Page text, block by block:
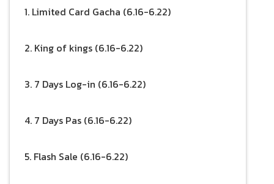
1. Limited Card Gacha (6.16-6.22)
2. King of kings (6.16-6.22)
3. 7 Days Log-in (6.16-6.22)
4. 7 Days Pas (6.16-6.22)
5. Flash Sale (6.16-6.22)